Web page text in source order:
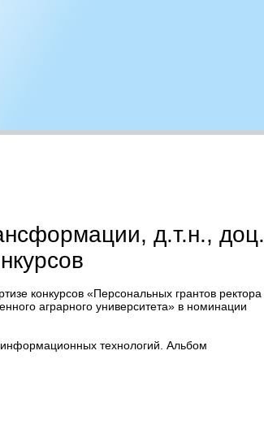
д.т.н., доц.
конкурсов «Персональных грантов ректора
аграрного университета» в номинации
технологий. Альбом